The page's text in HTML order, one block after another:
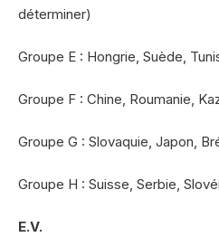
déterminer)
Groupe E : Hongrie, Suède,
Groupe F : Chine, Roumanie,
Groupe G : Slovaquie, Japon,
Groupe H : Suisse, Serbie,
E.V.